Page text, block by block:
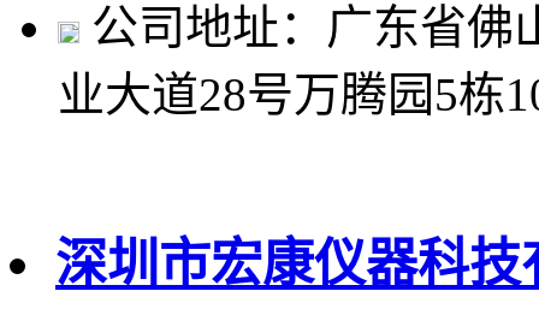
公司地址：广东省佛
业大道28号万腾园5栋
深圳市宏康仪器科技